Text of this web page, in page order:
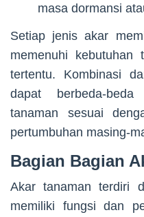
masa dormansi
Setiap jenis akar
memenuhi kebutuhan
tertentu. Kombinasi
dapat berbeda-
tanaman sesuai
pertumbuhan masing-
Bagian Bagian
Akar tanaman terdiri
memiliki fungsi dan